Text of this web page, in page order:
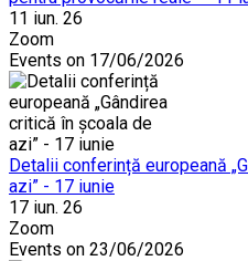
11 iun. 26
Zoom
Events on 17/06/2026
Detalii conferință europeană
azi” - 17 iunie
17 iun. 26
Zoom
Events on 23/06/2026